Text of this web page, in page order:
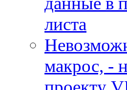
листа
макрос, -